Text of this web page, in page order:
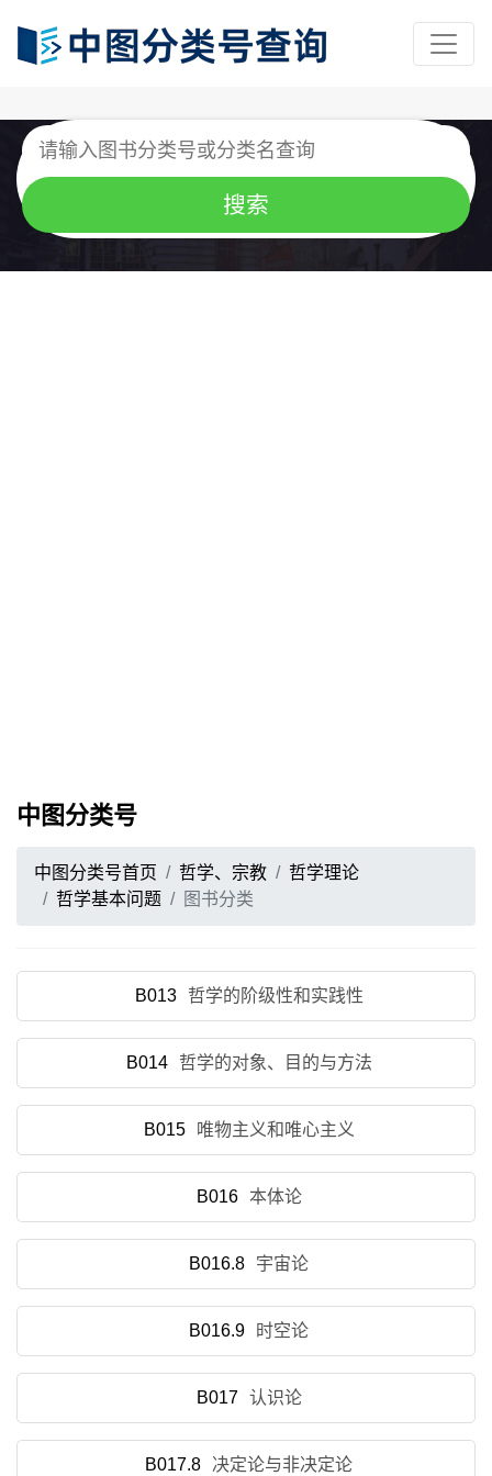
中图分类号
中图分类号首页 哲学、宗教
哲学理论
哲学基本问题
图书分类
B013 哲学的阶级性和实践性
B014 哲学的对象、目的与方法
B015 唯物主义和唯心主义
B016 本体论
B016.8 宇宙论
B016.9 时空论
B017 认识论
B017.8 决定论与非决定论